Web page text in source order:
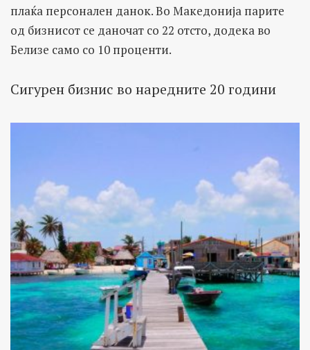
плаќа персонален данок. Во Македонија парите
од бизнисот се даночат со 22 отсто, додека во
Белизе само со 10 проценти.
Сигурен бизнис во наредните 20 години